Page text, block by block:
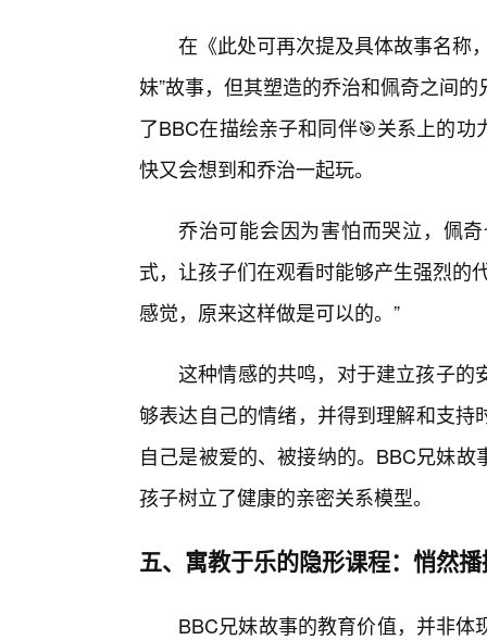
在《此处可再次提及具体故事名称
妹”故事，但其塑造的乔治和佩奇之间
了BBC在描绘亲子和同伴🎯关系上的
快又会想到和乔治一起玩。
乔治可能会因为害怕而哭泣，佩
式，让孩子们在观看时能够产生强烈的
感觉，原来这样做是可以的。”
这种情感的共鸣，对于建立孩子的
够表达自己的情绪，并得到理解和支
自己是被爱的、被接纳的。BBC兄妹
孩子树立了健康的亲密关系模型。
五、寓教于乐的隐形课程：悄然
BBC兄妹故事的教育价值，并非